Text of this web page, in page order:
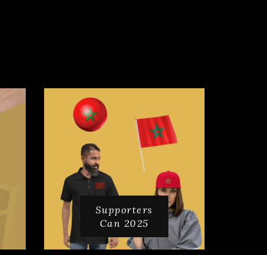
Supporters
Can 2025